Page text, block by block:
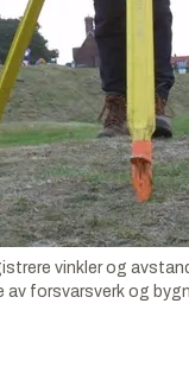
vinkler og
forsvarsverk og